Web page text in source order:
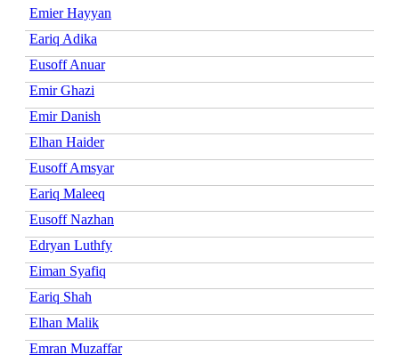
Emier Hayyan
Eariq Adika
Eusoff Anuar
Emir Ghazi
Emir Danish
Elhan Haider
Eusoff Amsyar
Eariq Maleeq
Eusoff Nazhan
Edryan Luthfy
Eiman Syafiq
Eariq Shah
Elhan Malik
Emran Muzaffar